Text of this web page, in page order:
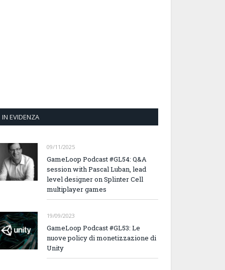
IN EVIDENZA
09/11/2025
GameLoop Podcast #GL54: Q&A
session with Pascal Luban, lead
level designer on Splinter Cell
multiplayer games
19/09/2023
GameLoop Podcast #GL53: Le
nuove policy di monetizzazione di
Unity